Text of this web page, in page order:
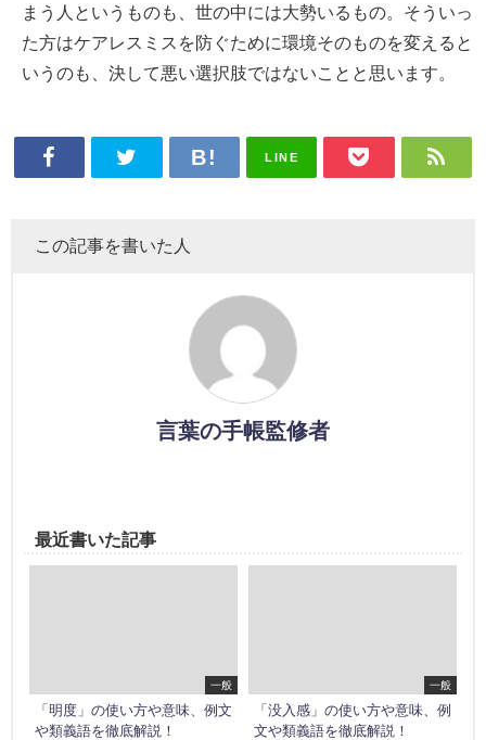
まう人というものも、世の中には大勢いるもの。そういっ
た方はケアレスミスを防ぐために環境そのものを変えると
いうのも、決して悪い選択肢ではないことと思います。
LINE
この記事を書いた人
言葉の手帳監修者
最近書いた記事
一般
「明度」の使い方や意味、例文
や類義語を徹底解説！
一般
「没入感」の使い方や意味、例
文や類義語を徹底解説！